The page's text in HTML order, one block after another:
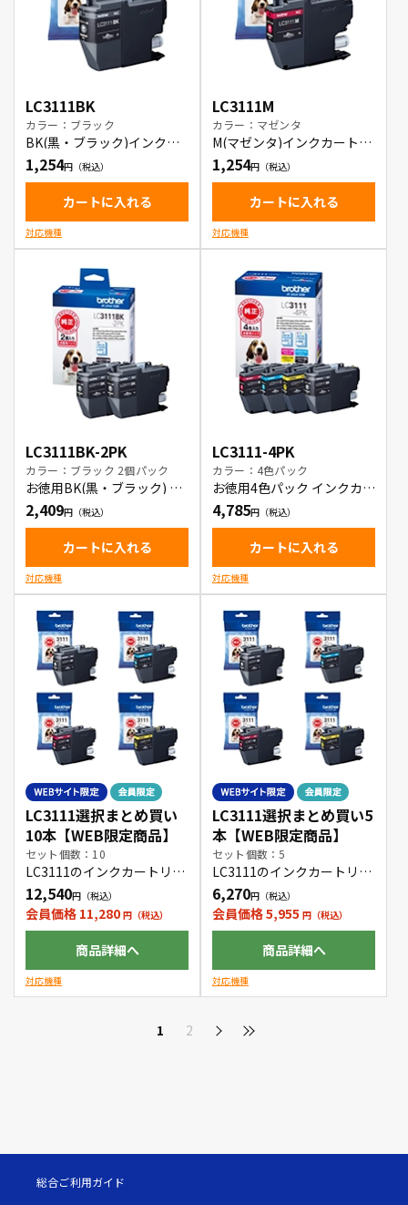
LC3111BK
カラー：ブラック
BK(黒・ブラック)インクカ
ートリッジ
1,254
カートに入れる
対応機種
LC3111M
カラー：マゼンタ
M(マゼンタ)インクカートリ
ッジ
1,254
カートに入れる
対応機種
LC3111BK-2PK
カラー：ブラック 2個パック
お徳用BK(黒・ブラック) 2
本パック インクカートリッ
ジ
2,409
カートに入れる
対応機種
LC3111-4PK
カラー：4色パック
お徳用4色パック インクカー
トリッジ
4,785
カートに入れる
対応機種
LC3111選択まとめ買い
10本【WEB限定商品】
セット個数：10
LC3111のインクカートリッ
ジをお好きな色の組み合わ
せで10本購入できます。
12,540
会員価格 11,280
商品詳細へ
対応機種
LC3111選択まとめ買い5
本【WEB限定商品】
セット個数：5
LC3111のインクカートリッ
ジをお好きな色の組み合わ
せで5本購入できます。
6,270
会員価格 5,955
商品詳細へ
対応機種
1 2
総合ご利用ガイド